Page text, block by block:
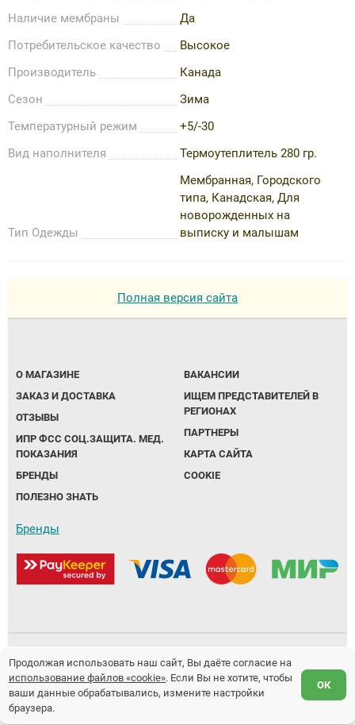
Наличие мембраны
Да
Потребительское качество
Высокое
Производитель
Канада
Сезон
Зима
Температурный режим
+5/-30
Вид наполнителя
Термоутеплитель 280 гр.
Тип Одежды
Мембранная, Городского
типа, Канадская, Для
новорожденных на
выписку и малышам
Полная версия сайта
О МАГАЗИНЕ
ЗАКАЗ И ДОСТАВКА
ОТЗЫВЫ
ИПР ФСС СОЦ.ЗАЩИТА. МЕД.
ПОКАЗАНИЯ
БРЕНДЫ
ПОЛЕЗНО ЗНАТЬ
ВАКАНСИИ
ИЩЕМ ПРЕДСТАВИТЕЛЕЙ В
РЕГИОНАХ
ПАРТНЕРЫ
КАРТА САЙТА
COOKIE
Бренды
Политика обработки персональных данных
Предложение не является публичной офертой.
Продолжая использовать наш сайт, Вы даёте согласие на
использование файлов «cookie». Если Вы не хотите, чтобы
ваши данные обрабатывались, измените настройки
браузера.
ОК